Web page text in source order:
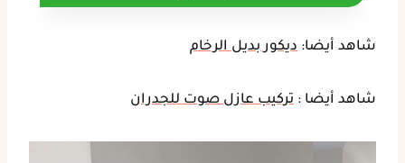
شاهد أيضا: ديكور بديل الرخام
شاهد أيضا : تركيب عازل صوت للجدران